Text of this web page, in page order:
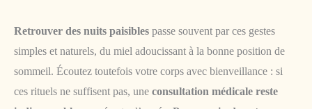
Retrouver des nuits paisibles passe souvent par ces gestes
simples et naturels, du miel adoucissant à la bonne position de
sommeil. Écoutez toutefois votre corps avec bienveillance : si
ces rituels ne suffisent pas, une consultation médicale reste